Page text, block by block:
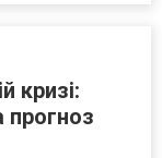
кризі:
прогноз